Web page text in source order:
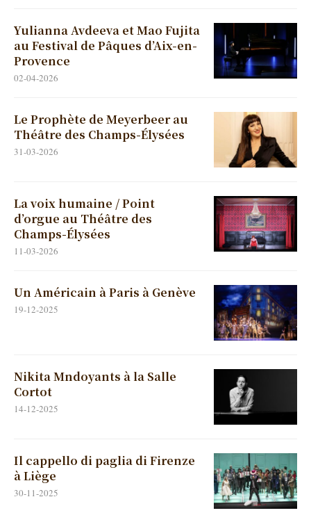
Yulianna Avdeeva et Mao Fujita
au Festival de Pâques d’Aix-en-
Provence
02-04-2026
Le Prophète de Meyerbeer au
Théâtre des Champs-Élysées
31-03-2026
La voix humaine / Point
d’orgue au Théâtre des
Champs-Élysées
11-03-2026
Un Américain à Paris à Genève
19-12-2025
Nikita Mndoyants à la Salle
Cortot
14-12-2025
Il cappello di paglia di Firenze
à Liège
30-11-2025